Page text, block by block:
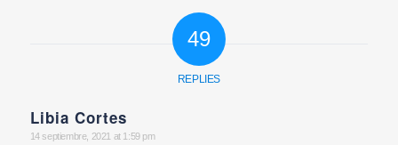
49
REPLIES
Libia Cortes
says:
14 septiembre, 2021 at 1:59 pm